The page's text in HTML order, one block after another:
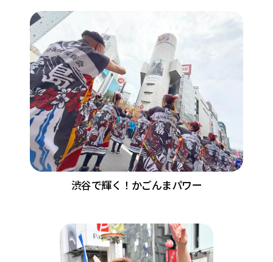
渋谷で輝く！かごんまパワー